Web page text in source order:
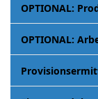
OPTIONAL:
OPTIONAL: